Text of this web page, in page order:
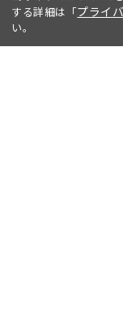
する詳細は「プライ
い。